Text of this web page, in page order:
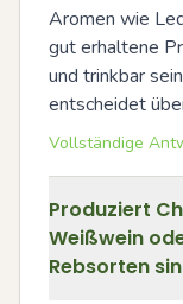
Aromen wie
gut erhaltene
und trinkbar
entscheidet
Vollständige
Produziert
Weißwein
Rebsorten